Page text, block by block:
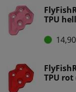
TPU
TPU rot